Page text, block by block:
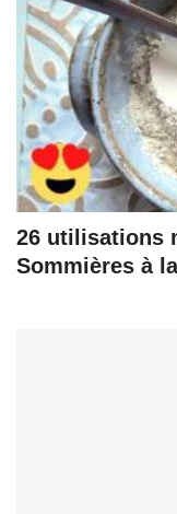
26 utilisations
Sommières à